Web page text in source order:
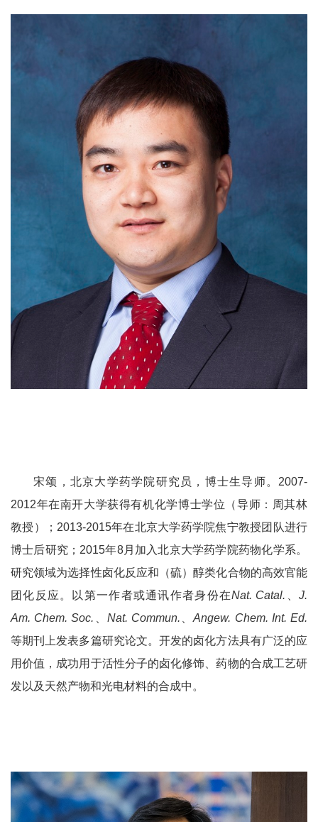
宋颂，北京大学药学院研究员，博士生导师。 2007-
2012年在南开大学获得有机化学博士学位（导师：周其林
教授）； 2013-2015年在北京大学药学院焦宁教授团队进行
博士后研究； 2015年8月加入北京大学药学院药物化学系。
研究领域为选择性卤化反应和（硫）醇类化合物的高效官能
团化反应。以第一作者或通讯作者身份在Nat. Catal. 、J.
Am. Chem. Soc.
Nat. Commun. 、Angew. Chem. Int. Ed.
等期刊上发表多篇研究论文。开发的卤化方法具有广泛的应
用价值，成功用于活性分子的卤化修饰、药物的合成工艺研
发以及天然产物和光电材料的合成中。